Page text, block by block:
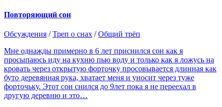
Повторяющий сон
Обсуждения /Треп о снах /Общий трёп
Мне однажды примерно в 6 лет приснился сон как я
просыпаюсь иду на кухню пью воду и только как я ложусь на
кровать через открытую форточку просовывается длинная как
буто деревянная рука, хватает меня и уносит через туже
форточьку. Этот сон снился до 9лет пока я не переехал в
другую деревню и это…